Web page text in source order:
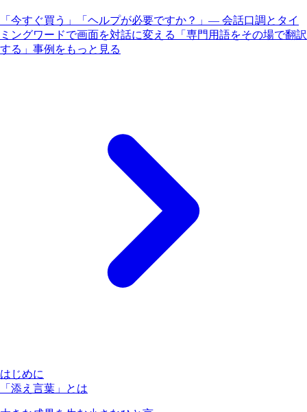
「今すぐ買う」「ヘルプが必要ですか？」— 会話口調とタイ
ミングワードで画面を対話に変える
「専門用語をその場で翻訳
する」事例をもっと見る
はじめに
「添え言葉」とは